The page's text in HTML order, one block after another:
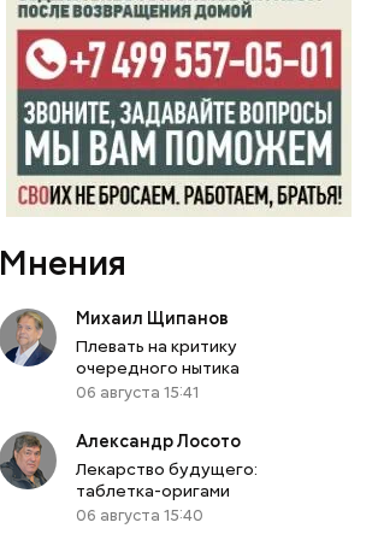
Мнения
Михаил Щипанов
Плевать на критику
очередного нытика
06 августа 15:41
Александр Лосото
Лекарство будущего:
таблетка-оригами
06 августа 15:40